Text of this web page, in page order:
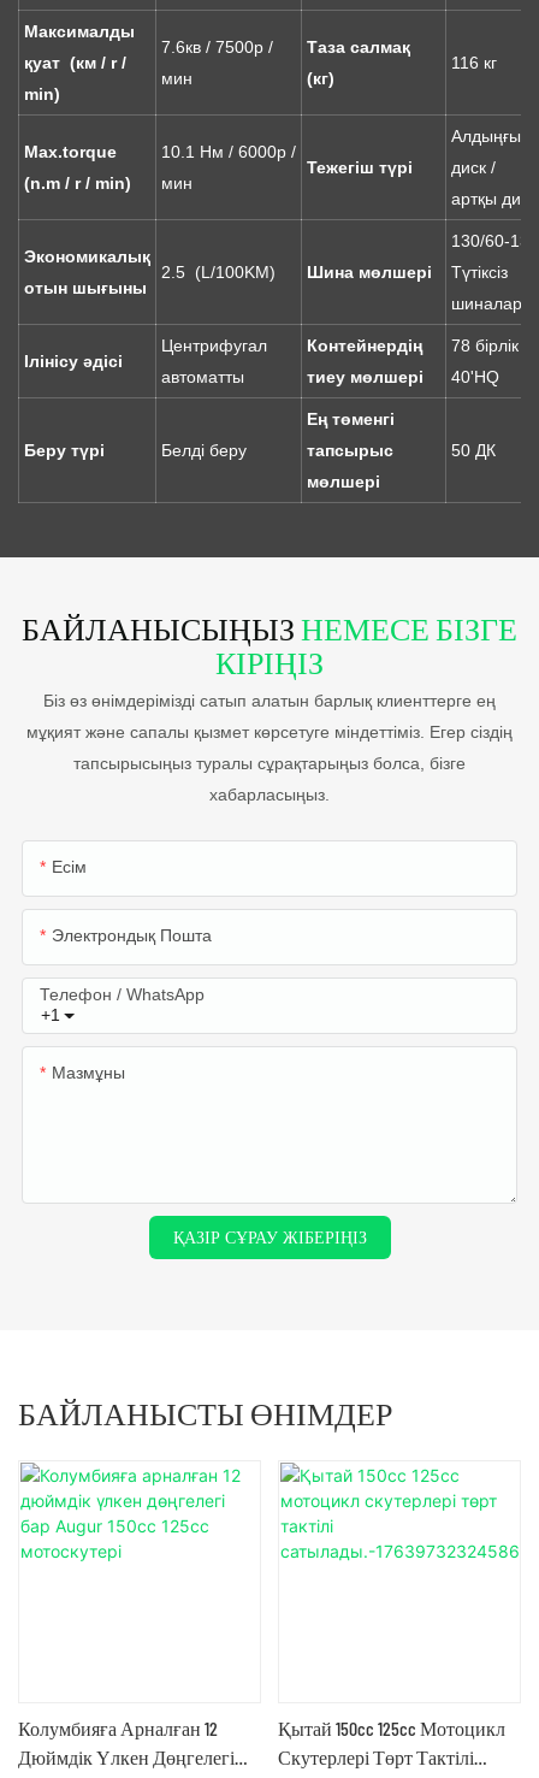
Максималды
қуат (км / r /
min)
7.6кв / 7500р /
мин
Таза салмақ
(кг)
116 кг
Max.torque
(n.m / r / min)
10.1 Нм / 6000р /
мин
Тежегіш түрі
Алдыңғы
диск /
артқы диск
Экономикалық
отын шығыны
2.5 (L/100KM) Шина мөлшері
130/60-13
Түтіксіз
шиналар
Ілінісу әдісі
Центрифугал
автоматты
Контейнердің
тиеу мөлшері
78 бірлік /
40'HQ
Беру түрі Белді беру
Ең төменгі
тапсырыс
мөлшері
50 ДК
БАЙЛАНЫСЫҢЫЗНЕМЕСЕ БІЗГЕ
КІРІҢІЗ
Біз өз өнімдерімізді сатып алатын барлық клиенттерге ең
мұқият және сапалы қызмет көрсетуге міндеттіміз. Егер сіздің
тапсырысыңыз туралы сұрақтарыңыз болса, бізге
хабарласыңыз.
Есім
Электрондық Пошта
+1
Телефон / WhatsApp
Мазмұны
ҚАЗІР СҰРАУ ЖІБЕРІҢІЗ
БАЙЛАНЫСТЫ ӨНІМДЕР
Арналған 12
Үлкен Дөңгелегі
Қытай 150cc 125cc Мотоцикл
Скутерлері Төрт Тактілі